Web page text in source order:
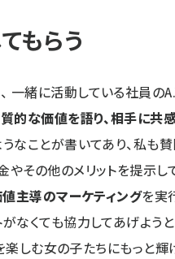
もらう
一緒に活動している社員の
質的な価値を語り、相手に共感
なことが書いてあり、私も
やその他のメリットを提示
主導のマーケティングを実
なくても協力してあげよう
楽しむ女の子たちにもっと輝